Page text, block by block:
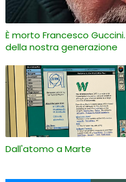
È morto Francesco
della nostra generazione
Dall'atomo a Marte